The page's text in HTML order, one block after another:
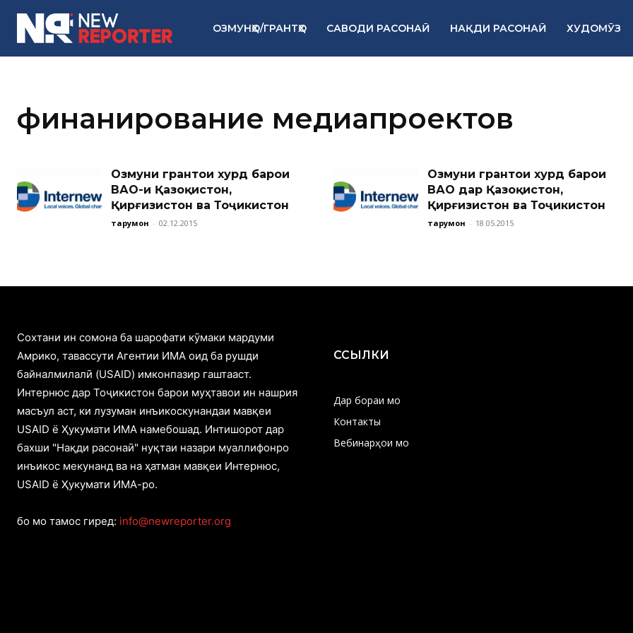
ОЗМУНҲО/ГРАНТҲО САВОДИ РАСОНАӢ НАҚДИ РАСОНАӢ ХУДОМӮЗ
финанирование медиапроектов
Озмуни грантҳои хурд барои
ВАО-и Қазоқистон,
Қирғизистон ва Тоҷикистон
тарҷумон - 02.12.2015
Озмуни грантҳои хурд барои
ВАО дар Қазоқистон,
Қирғизистон ва Тоҷикистон
тарҷумон - 18.05.2015
Cохтани ин сомона ба шарофати кӯмаки мардуми
Амрико, тавассути Агентии ИМА оид ба рушди
байналмилалӣ (USAID) имконпазир гаштааст.
Интернюс дар Тоҷикистон барои муҳтавои ин нашрия
масъул аст, ки лузуман инъикоскунандаи мавқеи
USAID ё Ҳукумати ИМА намебошад. Интишорот дар
бахши "Нақди расонаӣ" нуқтаи назари муаллифонро
инъикос мекунанд ва на ҳатман мавқеи Интернюс,
USAID ё Ҳукумати ИМА-ро.
бо мо тамос гиред: info@newreporter.org
ССЫЛКИ
Дар бораи мо
Контакты
Вебинарҳои мо